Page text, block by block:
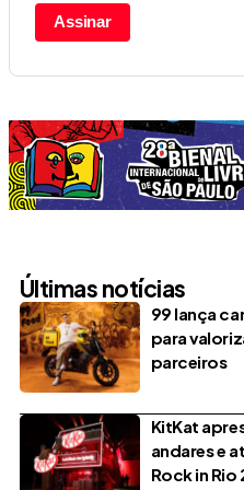
Assinar
Últimas notícias
99 lança
para
parceiros
KitKat
andares e
Rock in Rio